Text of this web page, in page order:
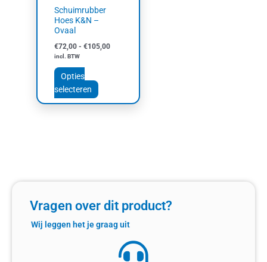
Schuimrubber
Hoes K&N –
Ovaal
€72,00 - €105,00
incl. BTW
Opties
selecteren
worden
op
productpagina
Vragen over dit product?
Wij leggen het je graag uit